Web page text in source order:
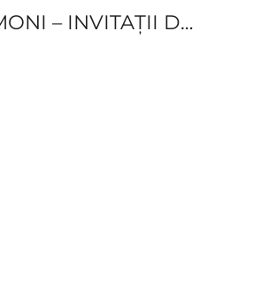
CATALOG ARMONI – INVITAȚII DE NUNTĂ ELEGANTE LA PREȚURI ACCESIBILE